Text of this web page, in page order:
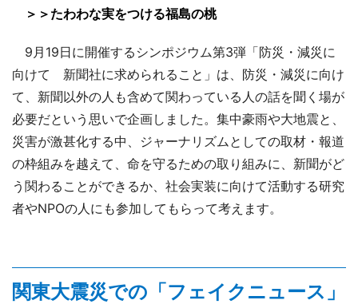
＞＞たわわな実をつける福島の桃
9月19日に開催するシンポジウム第3弾「防災・減災に
向けて 新聞社に求められること」は、防災・減災に向け
て、新聞以外の人も含めて関わっている人の話を聞く場が
必要だという思いで企画しました。集中豪雨や大地震と、
災害が激甚化する中、ジャーナリズムとしての取材・報道
の枠組みを越えて、命を守るための取り組みに、新聞がど
う関わることができるか、社会実装に向けて活動する研究
者やNPOの人にも参加してもらって考えます。
関東大震災での「フェイクニュース」